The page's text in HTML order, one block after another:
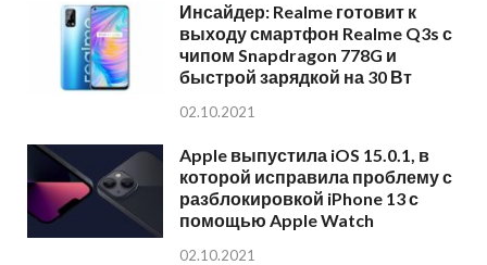
Инсайдер: Realme готовит к
выходу смартфон Realme Q3s с
чипом Snapdragon 778G и
быстрой зарядкой на 30 Вт
02.10.2021
Apple выпустила iOS 15.0.1, в
которой исправила проблему с
разблокировкой iPhone 13 с
помощью Apple Watch
02.10.2021